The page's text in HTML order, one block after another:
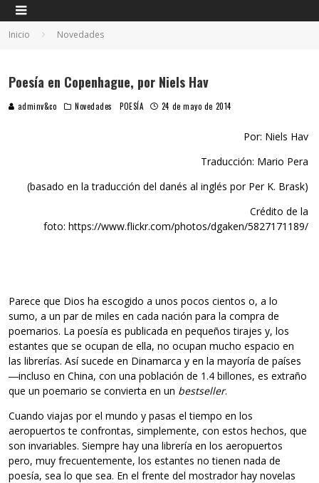
Inicio Novedades
Poesía en Copenhague, por Niels Hav
adminv&co Novedades POESÍA 24 de mayo de 2014
Por: Niels Hav
Traducción: Mario Pera
(basado en la traducción del danés al inglés por Per K. Brask)
Crédito de la
foto: https://www.flickr.com/photos/dgaken/5827171189/
Parece que Dios ha escogido a unos pocos cientos o, a lo
sumo, a un par de miles en cada nación para la compra de
poemarios. La poesía es publicada en pequeños tirajes y, los
estantes que se ocupan de ella, no ocupan mucho espacio en
las librerías. Así sucede en Dinamarca y en la mayoría de países
―incluso en China, con una población de 1.4 billones, es extraño
que un poemario se convierta en un bestseller.
Cuando viajas por el mundo y pasas el tiempo en los
aeropuertos te confrontas, simplemente, con estos hechos, que
son invariables. Siempre hay una librería en los aeropuertos
pero, muy frecuentemente, los estantes no tienen nada de
poesía, sea lo que sea. En el frente del mostrador hay novelas